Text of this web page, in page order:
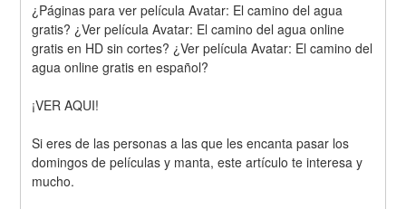
¿Páginas para ver película Avatar: El camino del agua
gratis? ¿Ver película Avatar: El camino del agua online
gratis en HD sin cortes? ¿Ver película Avatar: El camino del
agua online gratis en español?
¡VER AQUI!
Si eres de las personas a las que les encanta pasar los
domingos de películas y manta, este artículo te interesa y
mucho.